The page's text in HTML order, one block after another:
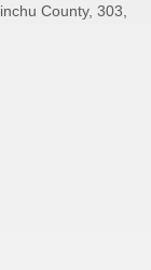
County, 303,